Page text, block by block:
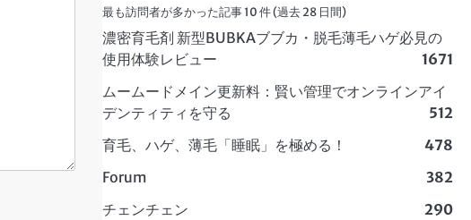
最も訪問者が多かった記事 10 件 (過去 28 日間)
濃密育毛剤 新型BUBKAブブカ・脱毛薄毛ハゲ必見の
使用体験レビュー
1671
ムームードメイン更新料：賢い管理でオンラインアイ
デンティティを守る
512
育毛、ハゲ、薄毛「睡眠」を極める！
478
Forum
382
チェンチェン
290